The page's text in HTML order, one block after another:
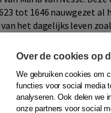
tot 1646 nauwgezet al
het dagelijks leven
en
rol bij de
recepten,
zwaar op
Over de cookies op
We gebruiken cookies om
functies voor social media
analyseren. Ook delen we
onze partners voor social